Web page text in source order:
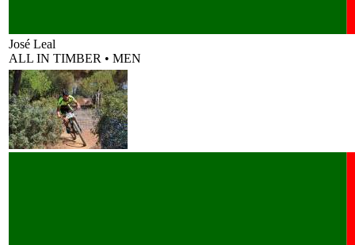
José Leal
ALL IN TIMBER • MEN